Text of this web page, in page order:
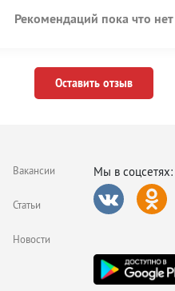
Рекомендаций пока что нет
Оставить отзыв
Вакансии
Статьи
Новости
Мы в соцсетях: